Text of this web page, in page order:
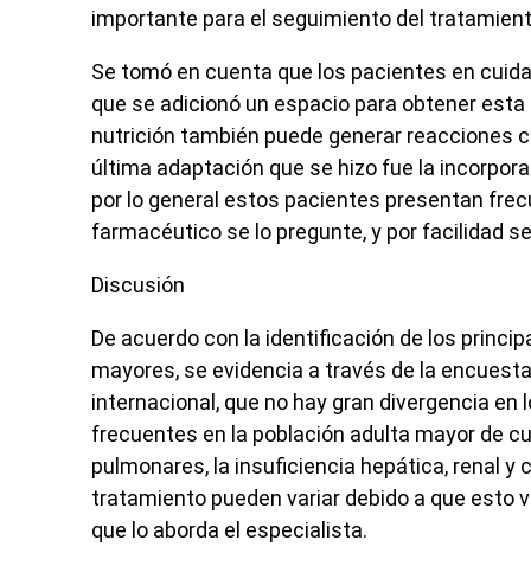
importante para el seguimiento del
Se tomó en cuenta que los pacientes en
que se adicionó un espacio para obtener
nutrición también puede generar reacciones
última adaptación que se hizo fue la
por lo general estos pacientes presentan
farmacéutico se lo pregunte, y por facilidad
Discusión
De acuerdo con la identificación de los
mayores, se evidencia a través de la
internacional, que no hay gran divergencia
frecuentes en la población adulta mayor de
pulmonares, la insuficiencia hepática, renal
tratamiento pueden variar debido a que esto
que lo aborda el especialista.